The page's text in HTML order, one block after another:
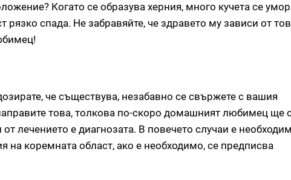
Когато се образува херния, много кучета се
рязко спада. Не забравяйте, че здравето му зависи от
че съществува, незабавно се свържете с вашия
това, толкова по-скоро домашният любимец ще
лечението е диагнозата. В повечето случаи е необходим
на коремната област, ако е необходимо, се предписва